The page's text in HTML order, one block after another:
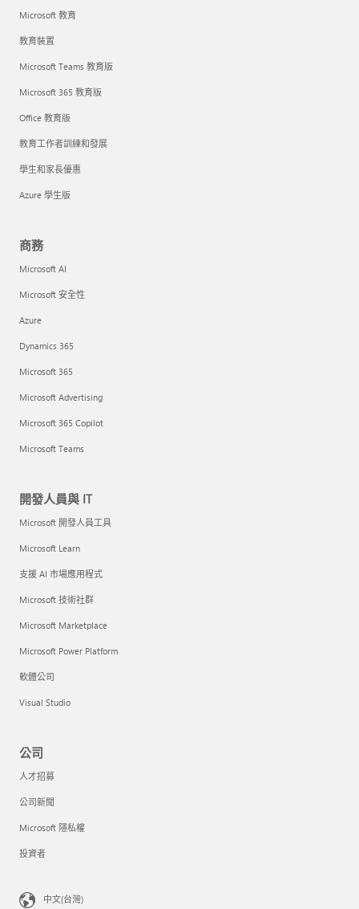
Microsoft 教育
教育裝置
Microsoft Teams 教育版
Microsoft 365 教育版
Office 教育版
教育工作者訓練和發展
學生和家長優惠
Azure 學生版
商務
Microsoft AI
Microsoft 安全性
Azure
Dynamics 365
Microsoft 365
Microsoft Advertising
Microsoft 365 Copilot
Microsoft Teams
開發人員與 IT
Microsoft 開發人員工具
Microsoft Learn
支援 AI 市場應用程式
Microsoft 技術社群
Microsoft Marketplace
Microsoft Power Platform
軟體公司
Visual Studio
公司
人才招募
公司新聞
Microsoft 隱私權
投資者
中文(台灣)